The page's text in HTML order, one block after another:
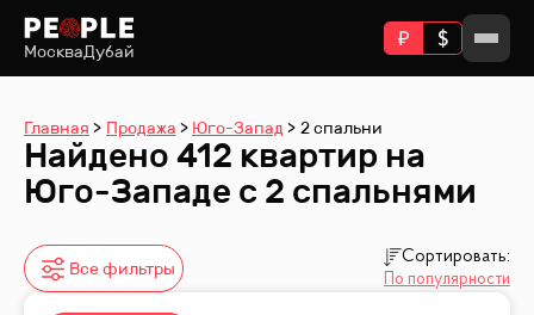
МоскваДубай
Главная Продажа Юго-Запад 2 спальни
Найдено 412 квартир на
Юго-Западе с 2 спальнями
Все фильтры
Сортировать:
По популярности